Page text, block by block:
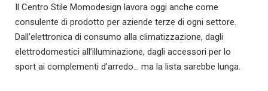
Il Centro Stile Momodesign lavora oggi anche come
consulente di prodotto per aziende terze di ogni settore.
Dall’elettronica di consumo alla climatizzazione, dagli
elettrodomestici all’illuminazione, dagli accessori per lo
sport ai complementi d’arredo… ma la lista sarebbe lunga.